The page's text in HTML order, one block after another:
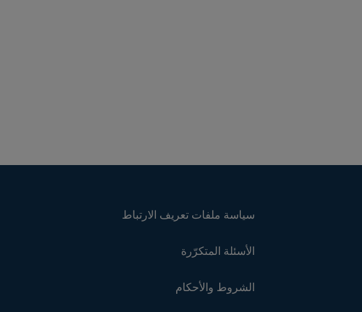
سياسة ملفات تعريف الارتباط
الأسئلة المتكرّرة
الشروط والأحكام